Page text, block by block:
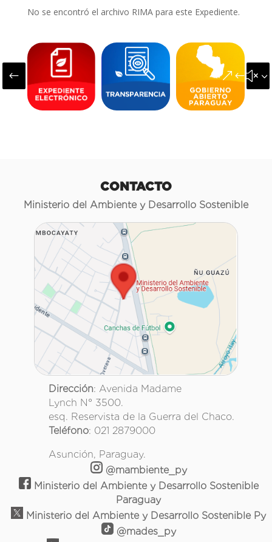
No se encontró el archivo RIMA para este Expediente.
#
CONTACTO
Ministerio del Ambiente y Desarrollo Sostenible
Dirección: Avenida Madame
Lynch N° 3500.
esq. Reservista de la Guerra del Chaco.
Teléfono: 021 2879000
Asunción, Paraguay.
@mambiente_py
Ministerio del Ambiente y Desarrollo Sostenible
Paraguay
Ministerio del Ambiente y Desarrollo Sostenible Py
@mades_py